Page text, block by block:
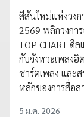
สีสันใหม่แห่งวงก
2569 พลิกวงกา
TOP CHART ดี
กับจังหวะเพลงฮิ
ชาร์ตเพลง และ
หลักของการสื่อ
5 ม.ค. 2026